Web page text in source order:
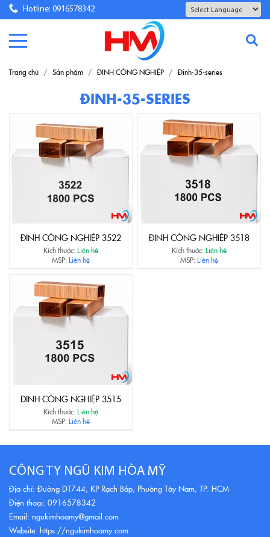
Hotline: 0916578342
Trang chủ Sản phẩm ĐINH CÔNG NGHIỆP Đinh-35-series
ĐINH-35-SERIES
ĐINH CÔNG NGHIỆP 3522
Kích thước:Liên hệ
MSP:Liên hệ
ĐINH CÔNG NGHIỆP 3518
Kích thước:Liên hệ
MSP:Liên hệ
ĐINH CÔNG NGHIỆP 3515
Kích thước:Liên hệ
MSP:Liên hệ
CÔNG TY NGŨ KIM HÒA MỸ
Địa chỉ: Đường DT744, KP Rạch Bắp, Phường Tây Nam, TP. HCM
Điện thoại: 0916578342
Email: ngukimhoamy@gmail.com
Website: https://ngukimhoamy.com